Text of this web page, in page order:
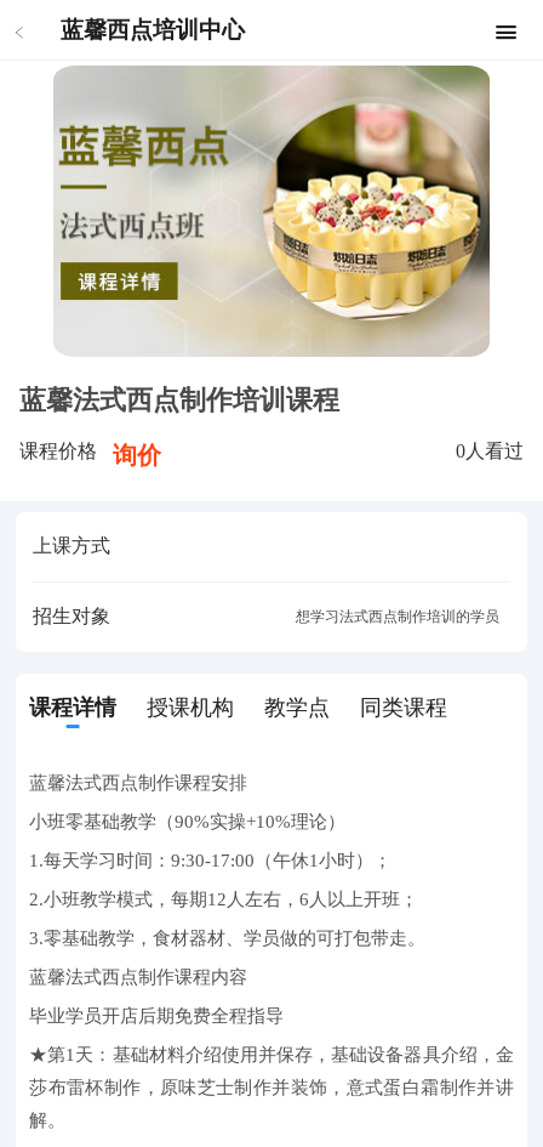
蓝馨西点培训中心
蓝馨法式西点制作培训课程
课程价格 询价 0 人看过
上课方式
招生对象 想学习法式西点制作培训的学员
课程详情 授课机构 教学点 同类课程
蓝馨法式西点制作课程安排
小班零基础教学（90%实操+10%理论）
1.每天学习时间：9:30-17:00（午休1小时）；
2.小班教学模式，每期12人左右，6人以上开班；
3.零基础教学，食材器材、学员做的可打包带走。
蓝馨法式西点制作课程内容
毕业学员开店后期免费全程指导
★第1天：基础材料介绍使用并保存，基础设备器具介绍，金
莎布雷杯制作，原味芝士制作并装饰，意式蛋白霜制作并讲
解。